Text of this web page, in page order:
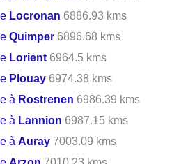
Locronan 6886.93 kms
Quimper 6896.68 kms
Lorient 6964.5 kms
Plouay 6974.38 kms
à Rostrenen 6986.39 kms
à Lannion 6987.15 kms
àAuray 7003.09 kms